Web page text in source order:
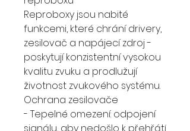
Reproboxy jsou nabité
funkcemi, které chrání drivery,
zesilovač a napájecí zdroj -
poskytují konzistentní vysokou
kvalitu zvuku a prodlužují
životnost zvukového systému.
Ochrana zesilovače
- Tepelné omezení: odpojení
signálu, aby nedošlo k přehřátí